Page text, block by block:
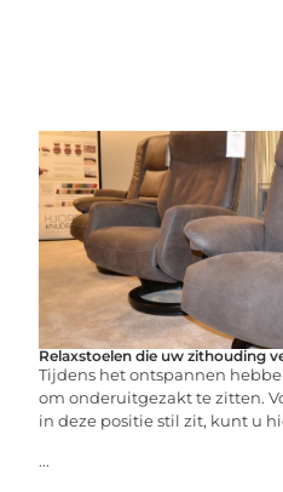
Relaxstoelen die uw zithouding
Tijdens het ontspannen
om onderuitgezakt te zitten.
in deze positie stil zit, kunt u
...